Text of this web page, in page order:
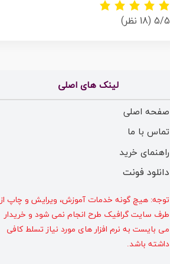
5/5 (18 نظر)
لینک های اصلی
صفحه اصلی
تماس با ما
راهنمای خرید
دانلود فونت
توجه: هیچ گونه خدمات آموزش، ویرایش و چاپ از
طرف سایت گرافیک طرح انجام نمی شود و خریدار
می بایست به نرم افزار های مورد نیاز تسلط کافی
داشته باشد.